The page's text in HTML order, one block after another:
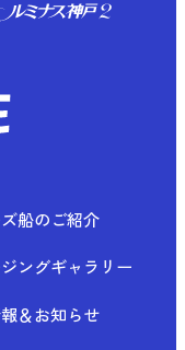
船のご紹介
ングギャラリー
＆お知らせ